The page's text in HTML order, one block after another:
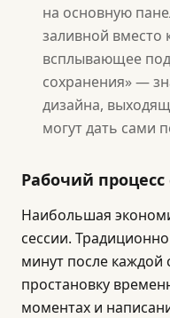
на основную
заливной вместо
всплывающее
сохранения» —
дизайна,
могут дать сами
Рабочий процесс
Наибольшая
сессии.
минут после каждой
простановку
моментах и